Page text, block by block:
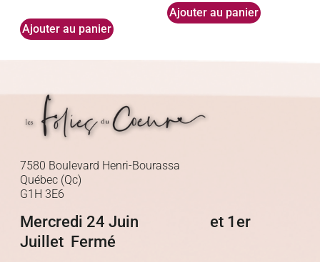
Ajouter au panier
Ajouter au panier
7580 Boulevard Henri-Bourassa
Québec (Qc)
G1H 3E6
Mercredi 24 Juin et 1er
Juillet Fermé